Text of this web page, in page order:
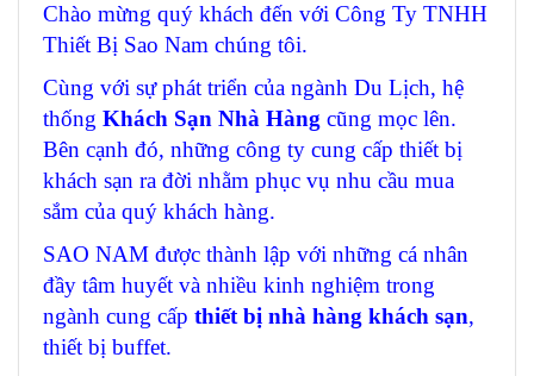
Chào mừng quý khách đến với Công Ty TNHH
Thiết Bị Sao Nam chúng tôi.
Cùng với sự phát triển của ngành Du Lịch, hệ
thống Khách Sạn Nhà Hàng cũng mọc lên.
Bên cạnh đó, những công ty cung cấp thiết bị
khách sạn ra đời nhằm phục vụ nhu cầu mua
sắm của quý khách hàng.
SAO NAM được thành lập với những cá nhân
đầy tâm huyết và nhiều kinh nghiệm trong
ngành cung cấp thiết bị nhà hàng khách sạn,
thiết bị buffet.